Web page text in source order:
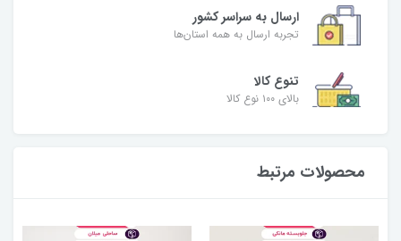
ارسال به سراسر کشور
تجربه ارسال به همه استان‌ها
تنوع کالا
بالای ۱۰۰ نوع کالا
محصولات مرتبط